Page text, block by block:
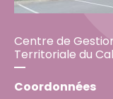
Centre de
Territoriale du
Coordonnées